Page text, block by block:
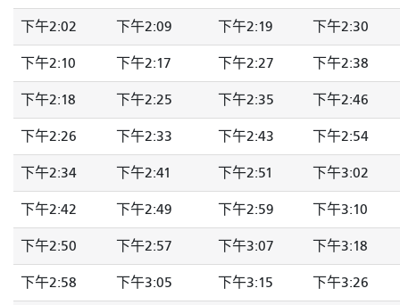
下午2:02 下午2:09 下午2:19 下午2:30
下午2:10 下午2:17 下午2:27 下午2:38
下午2:18 下午2:25 下午2:35 下午2:46
下午2:26 下午2:33 下午2:43 下午2:54
下午2:34 下午2:41 下午2:51 下午3:02
下午2:42 下午2:49 下午2:59 下午3:10
下午2:50 下午2:57 下午3:07 下午3:18
下午2:58 下午3:05 下午3:15 下午3:26